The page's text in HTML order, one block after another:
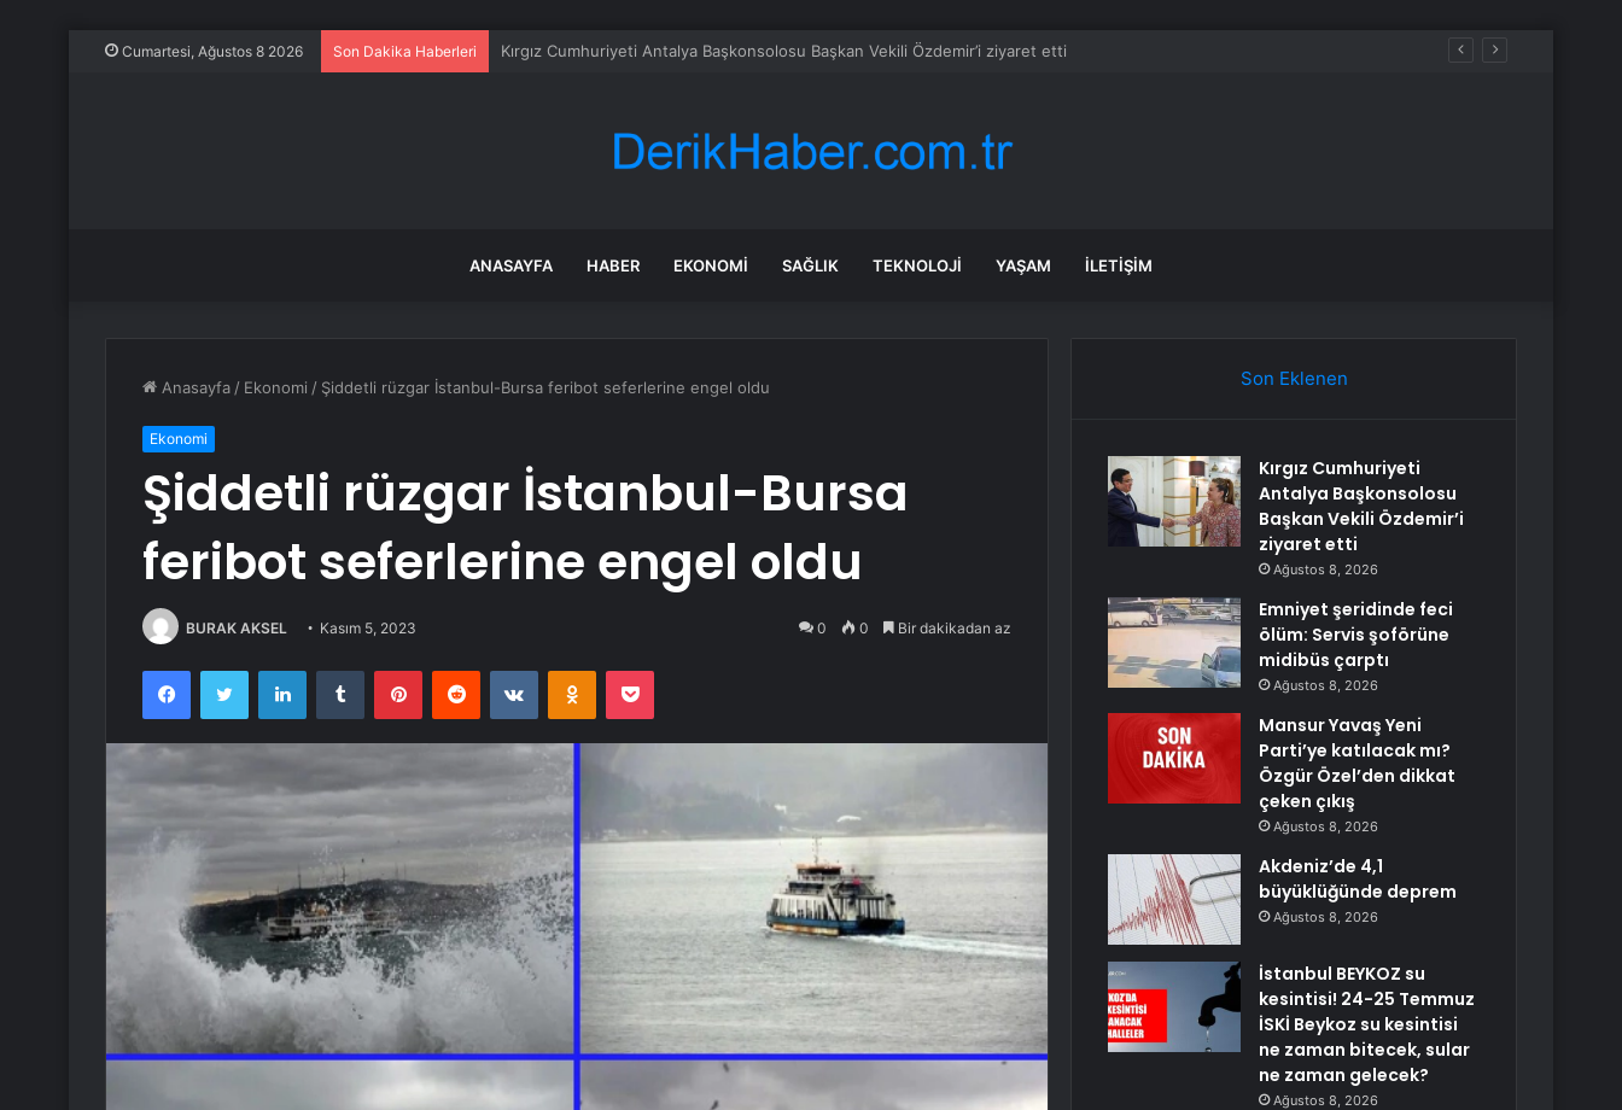
Cumartesi, Ağustos 8 2026 Son Dakika Haberleri Emniyet şeridinde feci ölüm: Servis şoförüne midibüs çarptı
ANASAYFA HABER EKONOMI SAĞLIK TEKNOLOJI YAŞAM İLETIŞIM
Anasayfa / Ekonomi / Şiddetli rüzgar İstanbul-Bursa feribot seferlerine engel oldu
Ekonomi
Şiddetli rüzgar İstanbul-Bursa
feribot seferlerine engel oldu
BURAK AKSEL Kasım 5, 2023 0 0 Bir dakikadan az
FacebookTwitter LinkedInTumblr PinterestReddit VKontakteOdnoklassniki
Pocket
Son Eklenen
Kırgız Cumhuriyeti
Antalya Başkonsolosu
Başkan Vekili Özdemir’i
ziyaret etti
Ağustos 8, 2026
Emniyet şeridinde feci
ölüm: Servis şoförüne
midibüs çarptı
Ağustos 8, 2026
Mansur Yavaş Yeni
Parti’ye katılacak mı?
Özgür Özel’den dikkat
çeken çıkış
Ağustos 8, 2026
Akdeniz’de 4,1
büyüklüğünde deprem
Ağustos 8, 2026
İstanbul BEYKOZ su
kesintisi! 24-25 Temmuz
İSKİ Beykoz su kesintisi
ne zaman bitecek, sular
ne zaman gelecek?
Ağustos 8, 2026